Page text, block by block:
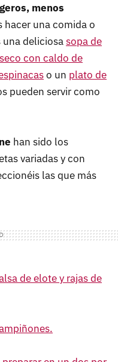
menos
hacer una comida o
una deliciosasopa de
con caldo de
o un plato de
pueden servir como
han sido los
variadas y con
las que más
de elote y rajas de